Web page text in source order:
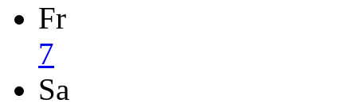
Fr
7
Sa